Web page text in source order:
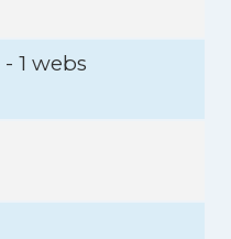
- 1 webs